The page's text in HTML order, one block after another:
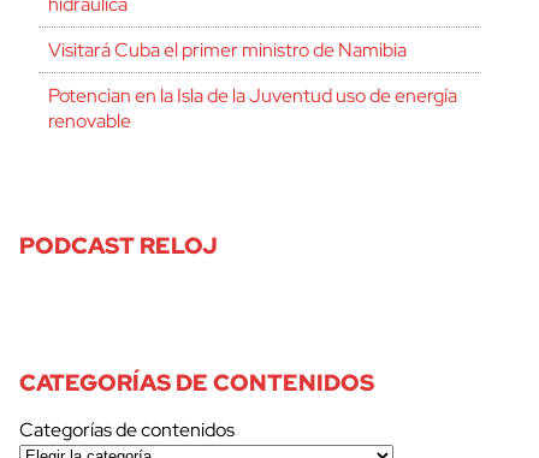
Visitará Cuba el primer ministro de Namibia
Potencian en la Isla de la Juventud uso de energía
renovable
PODCAST RELOJ
CATEGORÍAS DE CONTENIDOS
Categorías de contenidos